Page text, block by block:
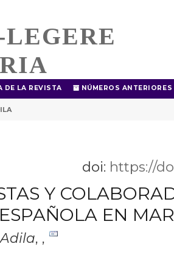
DE LA REVISTA NÚMEROS ANTERIORES
doi: https://
Y
EN
, ,